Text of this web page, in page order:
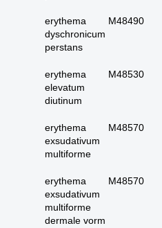
erythema
dyschronicum
perstans
M48490
erythema
elevatum
diutinum
M48530
erythema
exsudativum
multiforme
M48570
erythema
exsudativum
multiforme
dermale vorm
M48570